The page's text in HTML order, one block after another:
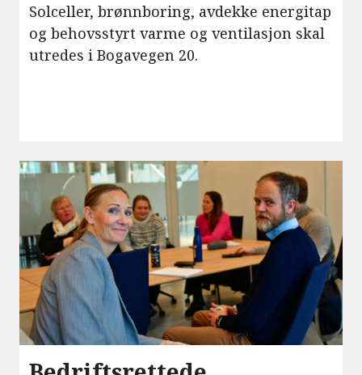
Solceller, brønnboring, avdekke energitap
og behovsstyrt varme og ventilasjon skal
utredes i Bogavegen 20.